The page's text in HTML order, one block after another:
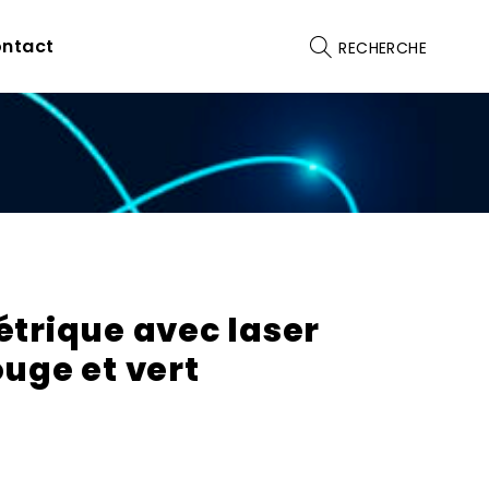
RECHERCHE
avec laser
et vert